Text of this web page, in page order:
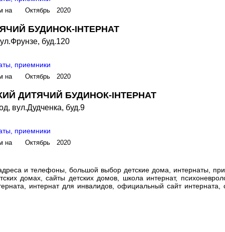
на Октябрь 2020
БУДИНОК-ІНТЕРНАТ
буд.120
приемники
на Октябрь 2020
ДИТЯЧИЙ БУДИНОК-ІНТЕРНАТ
вул.Дудченка, буд.9
приемники
на Октябрь 2020
и телефоны, большой выбор детские дома, интернаты,
домах, сайты детских домов, школа интернат,
интернат для инвалидов, официальный сайт интерната,